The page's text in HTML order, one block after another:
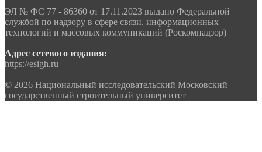
ЭЛ № ФС 77 - 86360 от 17.11.2023 выдано Федеральной
службой по надзору в сфере связи, информационных
технологий и массовых коммуникаций (Роскомнадзор)
Адрес сетевого издания:
https://esigh.ru
© 2026 Национальный исследовательский Московский
государственный строительный университет